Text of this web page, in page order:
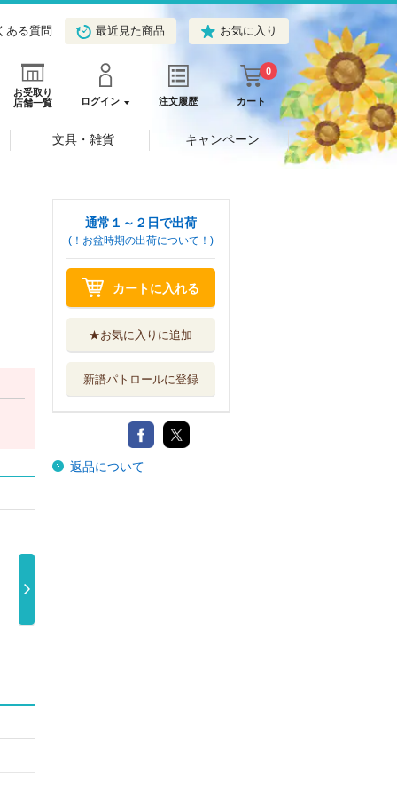
ある質問 最近見た商品 お気に入り
お受取り
店舗一覧
ログイン 注文履歴 カート
0
文具・雑貨 キャンペーン
シュレーディン
通常１～２日で出荷
(！お盆時期の出荷について！)
カートに入れる
★お気に入りに追加
新譜パトロールに登録
返品について